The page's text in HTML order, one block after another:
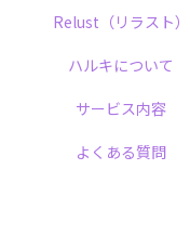
Relust（リラスト）
ハルキについて
サービス内容
よくある質問